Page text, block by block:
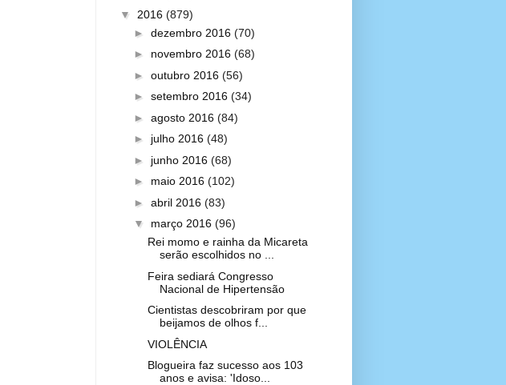
▼ 2016 (879)
► dezembro 2016 (70)
► novembro 2016 (68)
► outubro 2016 (56)
► setembro 2016 (34)
► agosto 2016 (84)
► julho 2016 (48)
► junho 2016 (68)
► maio 2016 (102)
► abril 2016 (83)
▼ março 2016 (96)
Rei momo e rainha da Micareta
serão escolhidos no ...
Feira sediará Congresso
Nacional de Hipertensão
Cientistas descobriram por que
beijamos de olhos f...
VIOLÊNCIA
Blogueira faz sucesso aos 103
anos e avisa: 'Idoso...